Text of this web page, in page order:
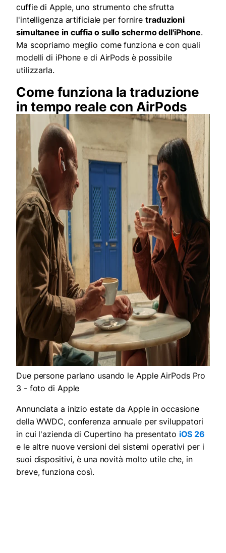
cuffie di Apple, uno strumento che sfrutta
l'intelligenza artificiale per forniretraduzioni
simultanee in cuffia o sullo schermo dell'iPhone.
Ma scopriamo meglio come funziona e con quali
modelli di iPhone e di AirPods è possibile
utilizzarla.
Come funziona la traduzione
in tempo reale con AirPods
Due persone parlano usando le Apple AirPods Pro
3 - foto di Apple
Annunciata a inizio estate da Apple in occasione
della WWDC, conferenza annuale per sviluppatori
in cui l'azienda di Cupertino ha presentato iOS 26
e le altre nuove versioni dei sistemi operativi per i
suoi dispositivi, è una novità molto utile che, in
breve, funziona così.